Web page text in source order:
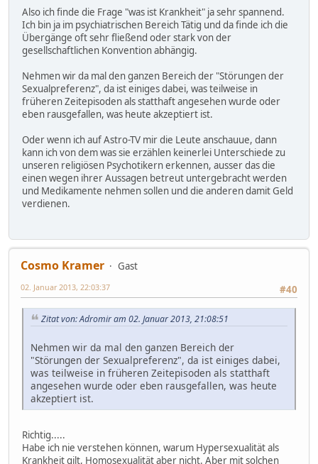
Also ich finde die Frage "was ist Krankheit" ja sehr spannend.
Ich bin ja im psychiatrischen Bereich Tätig und da finde ich die
Übergänge oft sehr fließend oder stark von der
gesellschaftlichen Konvention abhängig.
Nehmen wir da mal den ganzen Bereich der "Störungen der
Sexualpreferenz", da ist einiges dabei, was teilweise in
früheren Zeitepisoden als statthaft angesehen wurde oder
eben rausgefallen, was heute akzeptiert ist.
Oder wenn ich auf Astro-TV mir die Leute anschauue, dann
kann ich von dem was sie erzählen keinerlei Unterschiede zu
unseren religiösen Psychotikern erkennen, ausser das die
einen wegen ihrer Aussagen betreut untergebracht werden
und Medikamente nehmen sollen und die anderen damit Geld
verdienen.
Cosmo Kramer
Gast
#40
02. Januar 2013, 22:03:37
Zitat von: Adromir am 02. Januar 2013, 21:08:51
Nehmen wir da mal den ganzen Bereich der
"Störungen der Sexualpreferenz", da ist einiges dabei,
was teilweise in früheren Zeitepisoden als statthaft
angesehen wurde oder eben rausgefallen, was heute
akzeptiert ist.
Richtig.....
Habe ich nie verstehen können, warum Hypersexualität als
Krankheit gilt, Homosexualität aber nicht. Aber mit solchen